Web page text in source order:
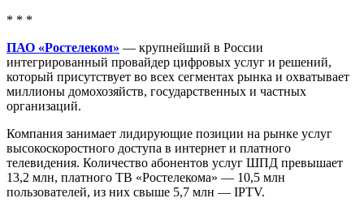
* * *
ПАО «Ростелеком» — крупнейший в России
интегрированный провайдер цифровых услуг и решений,
который присутствует во всех сегментах рынка и охватывает
миллионы домохозяйств, государственных и частных
организаций.
Компания занимает лидирующие позиции на рынке услуг
высокоскоростного доступа в интернет и платного
телевидения. Количество абонентов услуг ШПД превышает
13,2 млн, платного ТВ «Ростелекома» — 10,5 млн
пользователей, из них свыше 5,7 млн — IPTV.